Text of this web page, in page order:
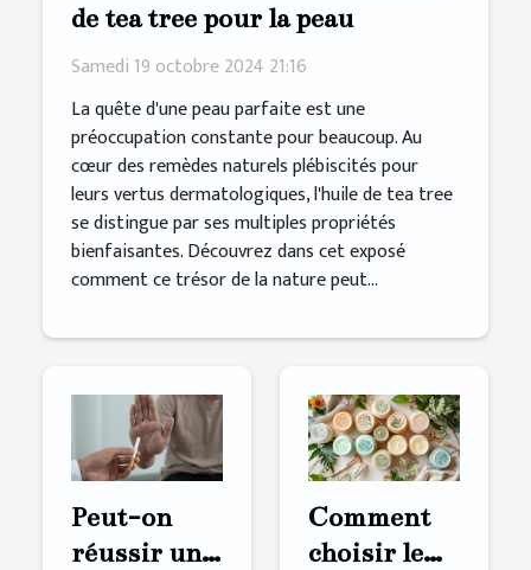
de tea tree pour la peau
Samedi 19 octobre 2024 21:16
La quête d'une peau parfaite est une
préoccupation constante pour beaucoup. Au
cœur des remèdes naturels plébiscités pour
leurs vertus dermatologiques, l'huile de tea tree
se distingue par ses multiples propriétés
bienfaisantes. Découvrez dans cet exposé
comment ce trésor de la nature peut...
Peut-on
réussir un
Comment
choisir le